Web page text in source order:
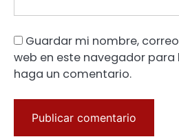
Guardar mi nombre,
web en este navegador para
haga un comentario.